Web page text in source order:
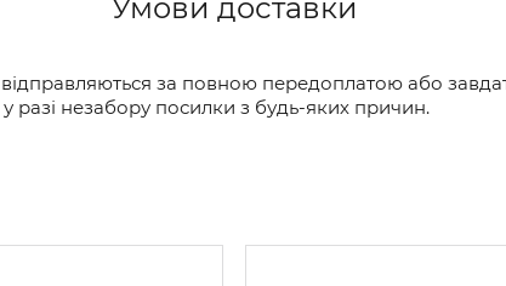
Умови доставки
відправляються за повною передоплатою або
разі незабору посилки з будь-яких причин.